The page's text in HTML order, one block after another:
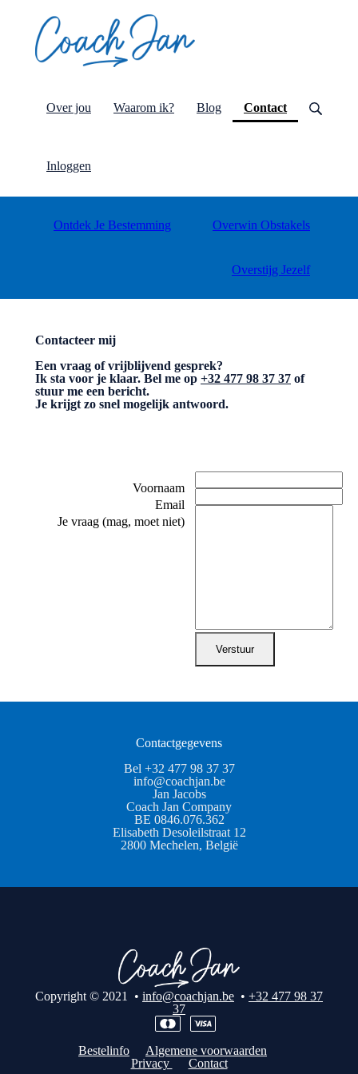
Over jou Waarom ik? Blog Contact(current)
Inloggen
Ontdek Je Bestemming Overwin Obstakels
Overstijg Jezelf
Contacteer mij
Een vraag of vrijblijvend gesprek?
Ik sta voor je klaar. Bel me op +32 477 98 37 37 of
stuur me een bericht.
Je krijgt zo snel mogelijk antwoord.
Voornaam
Email
Je vraag (mag, moet niet)
Contactgegevens
Bel +32 477 98 37 37
info@coachjan.be
Jan Jacobs
Coach Jan Company
BE 0846.076.362
Elisabeth Desoleilstraat 12
2800 Mechelen, België
Copyright © 2021 • info@coachjan.be • +32 477 98 37
37
Bestelinfo
Algemene voorwaarden
Privacy
Contact